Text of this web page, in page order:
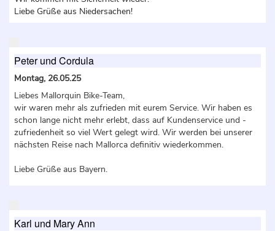
Liebe Grüße aus Niedersachen!
Peter und Cordula
Montag, 26.05.25
Liebes Mallorquin Bike-Team,
wir waren mehr als zufrieden mit eurem Service. Wir haben es
schon lange nicht mehr erlebt, dass auf Kundenservice und -
zufriedenheit so viel Wert gelegt wird. Wir werden bei unserer
nächsten Reise nach Mallorca definitiv wiederkommen.
Liebe Grüße aus Bayern.
Karl und Mary Ann